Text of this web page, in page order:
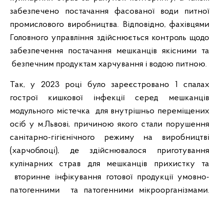
забезпечено постачання фасованої води питної
промислового виробництва. Відповідно, фахівцями
Головного управління здійснюється контроль щодо
забезпечення постачання мешканців якісними та
безпечним продуктам харчування і водою питною.
Так, у 2023 році було зареєстровано 1 спалах
гострої кишкової інфекції серед мешканців
модульного містечка для внутрішньо переміщених
осіб у м.Львові, причиною якого стали порушення
санітарно-гігієнічного режиму на виробництві
(харчоблоці), де здійснювалося приготування
кулінарних страв для мешканців прихистку та
вторинне інфікування готової продукції умовно-
патогенними та патогенними мікроорганізмами.